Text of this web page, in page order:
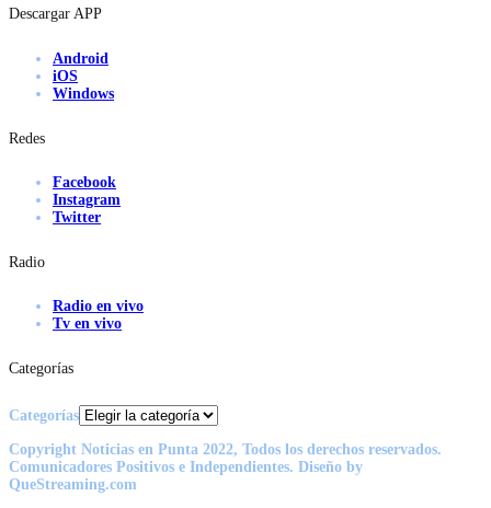
Descargar APP
Android
iOS
Windows
Redes
Facebook
Instagram
Twitter
Radio
Radio en vivo
Tv en vivo
Categorías
Categorías
Copyright Noticias en Punta 2022, Todos los derechos reservados.
Comunicadores Positivos e Independientes. Diseño by
QueStreaming.com